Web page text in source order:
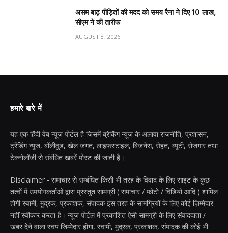
असम बाढ़ पीड़ितों की मदद को समय रैना ने दिए 10 लाख,
सीएम ने की तारीफ
AUGUST 8, 2026
हमारे बारे में
यह एक हिंदी वेब न्यूज़ पोर्टल है जिसमें ब्रेकिंग न्यूज़ के अलावा राजनीति, प्रशासन,
ट्रेंडिंग न्यूज, बॉलीवुड, खेल जगत, लाइफस्टाइल, बिजनेस, सेहत, ब्यूटी, रोजगार तथा
टेक्नोलॉजी से संबंधित खबरें पोस्ट की जाती है।
Disclaimer - समाचार से सम्बंधित किसी भी तरह के विवाद के लिए साइट के कुछ
तत्वों में उपयोगकर्ताओं द्वारा प्रस्तुत सामग्री ( समाचार / फोटो / विडियो आदि ) शामिल
होगी स्वामी, मुद्रक, प्रकाशक, संपादक इस तरह के सामग्रियों के लिए कोई ज़िम्मेदार
नहीं स्वीकार करता है। न्यूज़ पोर्टल में प्रकाशित ऐसी सामग्री के लिए संवाददाता /
खबर देने वाला स्वयं जिम्मेदार होगा, स्वामी, मुद्रक, प्रकाशक, संपादक की कोई भी